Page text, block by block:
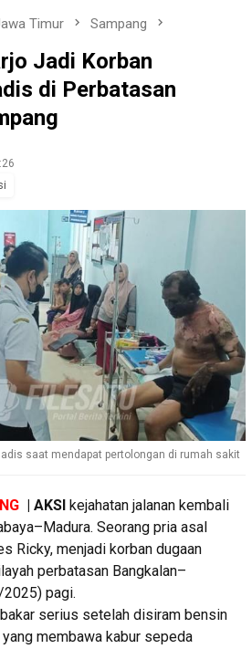
Timur Sampang
Jadi Korban
di Perbatasan
saat mendapat pertolongan di rumah sakit
| AKSI kejahatan jalanan kembali
Seorang pria asal
Ricky, menjadi korban dugaan
perbatasan Bangkalan–
pagi.
serius setelah disiram bensin
membawa kabur sepeda